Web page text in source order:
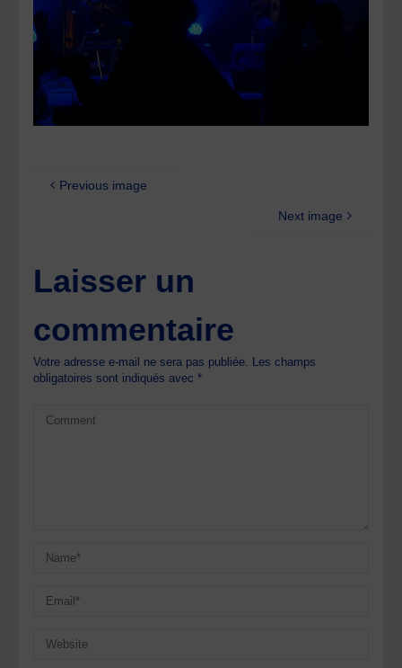
Previous image
Next image
Laisser un
commentaire
Votre adresse e-mail ne sera pas publiée. Les champs
obligatoires sont indiqués avec*